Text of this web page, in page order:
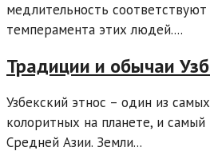
медлительность
темперамента этих людей....
Традиции и обычаи
Узбекский этнос – один из
колоритных на планете, и
Средней Азии. Земли...